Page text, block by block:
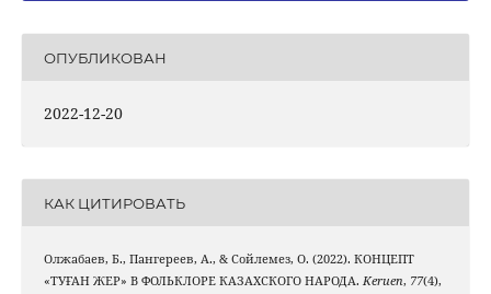
ОПУБЛИКОВАН
2022-12-20
КАК ЦИТИРОВАТЬ
Олжабаев, Б., Пангереев, А., & Сойлемез, О. (2022). КОНЦЕПТ
«ТУҒАН ЖЕР» В ФОЛЬКЛОРЕ КАЗАХСКОГО НАРОДА. Keruen, 77(4),